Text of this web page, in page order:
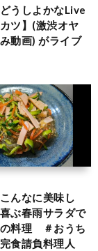
どうしよかなLive
ツ】(激渋オヤ
動画) がライブ
んなに美味し
ぶ春雨サラダで
料理 ＃おうち
食請負料理人